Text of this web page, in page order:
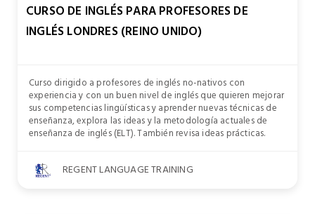
CURSO DE INGLÉS PARA PROFESORES DE
INGLÉS LONDRES (REINO UNIDO)
Curso dirigido a profesores de inglés no-nativos con
experiencia y con un buen nivel de inglés que quieren mejorar
sus competencias lingüísticas y aprender nuevas técnicas de
enseñanza, explora las ideas y la metodología actuales de
enseñanza de inglés (ELT). También revisa ideas prácticas.
REGENT LANGUAGE TRAINING